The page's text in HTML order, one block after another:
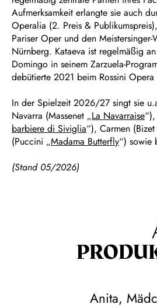
Aufmerksamkeit erlangte sie auch
Operalia (2. Preis &
Pariser Oper und den
Nürnberg. Kataeva ist regelmäßig
Domingo in seinem Zarzuela-
debütierte 2021 beim Rossini Opera
In der Spielzeit 2026/27 singt sie
Navarra (Massenet „La Navarraise
barbiere di Siviglia“), Carmen (Bizet
(Puccini „Madama Butterfly“) sowie
(Stand 05/2026)
Anita,